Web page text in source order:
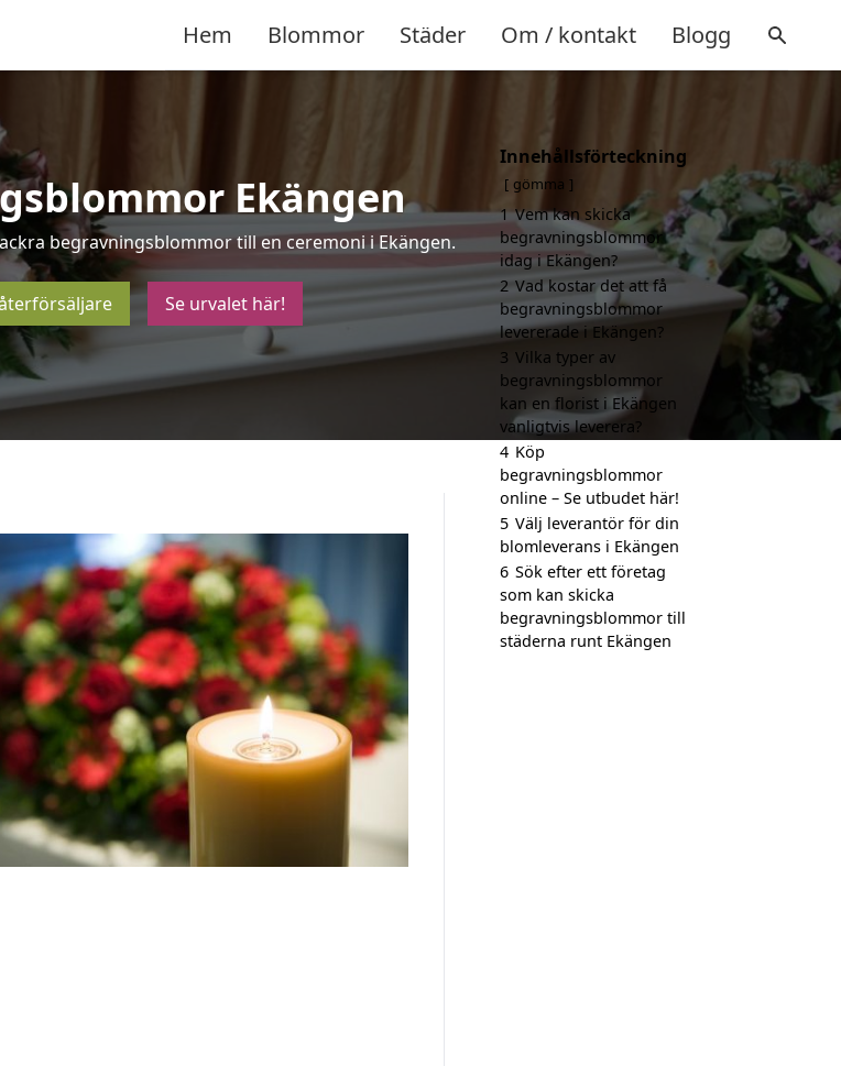
Hem Blommor Städer Om / kontakt Blogg
Ekängen
begravningsblommor till en ceremoni i Ekängen.
Se urvalet här!
Innehållsförteckning
gömma
1 Vem kan skicka
begravningsblommor
idag i Ekängen?
2 Vad kostar det att få
begravningsblommor
levererade i Ekängen?
3 Vilka typer av
begravningsblommor
kan en florist i Ekängen
vanligtvis leverera?
4 Köp
begravningsblommor
online – Se utbudet här!
5 Välj leverantör för din
blomleverans i Ekängen
6 Sök efter ett företag
som kan skicka
begravningsblommor till
städerna runt Ekängen